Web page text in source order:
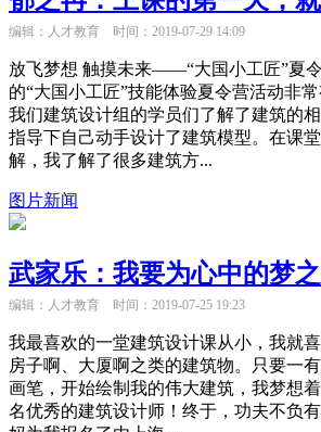
编辑：人才教育 时间：2019-07-29 14:09
放飞梦想 触摸未来——“大国小工匠”夏
的“大国小工匠”技能体验夏令营活动非常
我们建筑设计组的学员们了解了建筑的
指导下自己动手设计了建筑模型。在课
解，我了解了很多建筑方...
图片新闻
编辑：人才教育 时间：2019-07-25 19:23
我最喜欢的一堂建筑设计课从小，我就
房子啊、大厦啊之类的建筑物。只要一
画笔，开始绘制我的伟大建筑，我梦想
名优秀的建筑设计师！终于，功夫不负